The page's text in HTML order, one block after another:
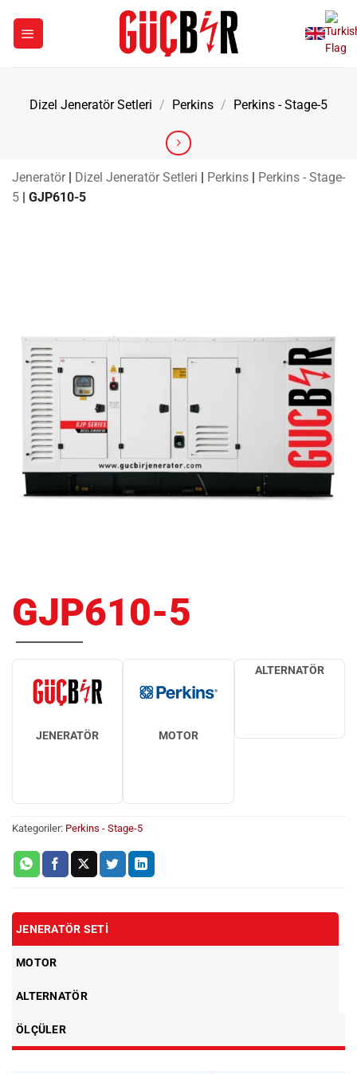
Dizel Jeneratör Setleri / Perkins / Perkins - Stage-5
Jeneratör | Dizel Jeneratör Setleri | Perkins | Perkins - Stage-
5 | GJP610-5
GJP610-5
JENERATÖR MOTOR
ALTERNATÖR
Kategoriler: Perkins - Stage-5
JENERATÖR SETI
MOTOR
ALTERNATÖR
ÖLÇÜLER